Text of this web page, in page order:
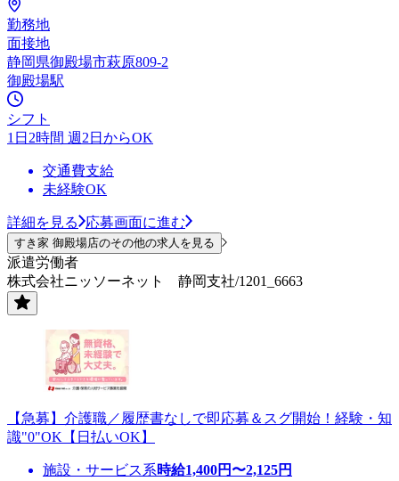
勤務地
面接地
静岡県御殿場市萩原809-2
御殿場駅
シフト
1日2時間 週2日からOK
交通費支給
未経験OK
詳細を見る 応募画面に進む
すき家 御殿場店のその他の求人を見る
派遣労働者
株式会社ニッソーネット 静岡支社/1201_6663
【急募】介護職／履歴書なしで即応募＆スグ開始！経験・知
識"0"OK【日払いOK】
施設・サービス系時給1,400円〜2,125円